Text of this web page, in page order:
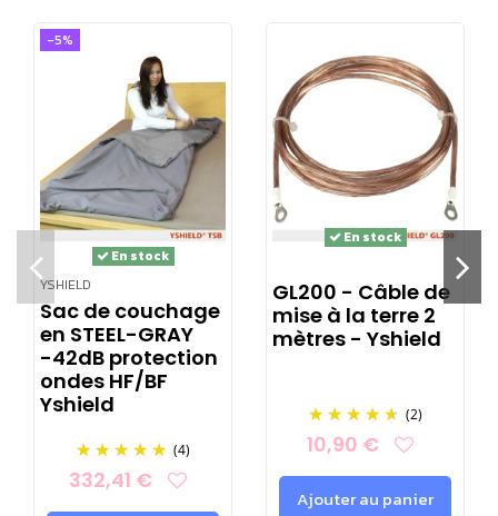
et de manière plus naturelle.
Ce piquet associé à un drap Yshield Earthing vous
permettra de rester connecté à la terre aussi bien en
intérieur (lits, canapés, fauteuils) qu'en extérieur (transat,
hamac, chaises longues, banquettes).
Connectivité :
2 connexions de câble
Contenu de la livraison :
Piquet de mise à la terre en acier inoxydable d'une
longueur de 43 cm, plus un couvercle de protection (25 x
25 x 73 mm), toutes les vis, rondelles, cosses de câble et
un outil de vissage avec embouts Torx® nécessaires. Le
câble n'est pas compris dans la livraison.
-5%
YSHIELD
En stock
Sac de couchage
en STEEL-GRAY
-42dB protection
ondes HF/BF
Yshield
(4)
332,41 €
En stock
GL200 - Câble de
mise à la terre 2
mètres - Yshield
(2)
10,90 €
Ajouter au panier